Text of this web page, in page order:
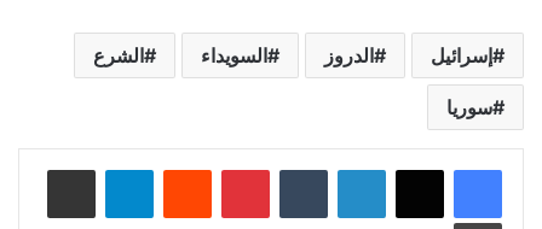
إسرائيل الدروز السويداء الشرع
سوريا
لينكدإن بينتيريست